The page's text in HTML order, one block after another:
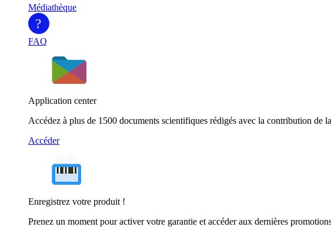
Médiathèque
?
FAQ
Application center
Accédez à plus de 1500 documents scientifiques rédigés avec la contribution de
Accéder
Enregistrez votre produit !
Prenez un moment pour activer votre garantie et accéder aux dernières